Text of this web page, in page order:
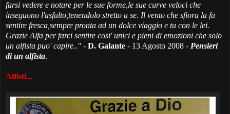
farsi vedere e notare per le sue forme,le sue curve veloci che
inseguono l'asfalto,tenendolo stretto a se. Il vento che sfiora la fa
sentire fresca,sempre pronta ad un dolce viaggio e tu con le lei.
Grazie Alfa per farci sentire cosi' unici e pieni di emozioni che solo
un alfista puo' capire.." - D. Galante - 13 Agosto 2008 - Pensieri
di un alfista.
Alfisti...